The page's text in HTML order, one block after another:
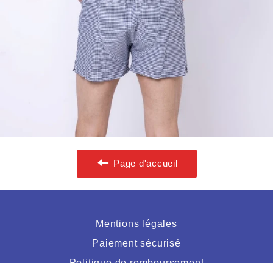
Page d'accueil
Mentions légales
Paiement sécurisé